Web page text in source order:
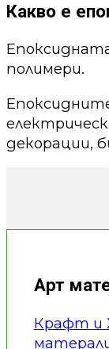
Какво е
полимери.
декорации,
Арт
Крафт и